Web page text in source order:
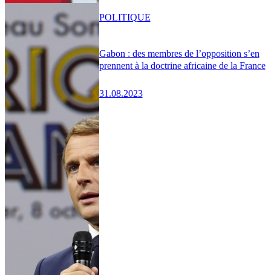
Gabon : des membres de l’opposition s’en
prennent à la doctrine africaine de la France
31.08.2023
POLITIQUE